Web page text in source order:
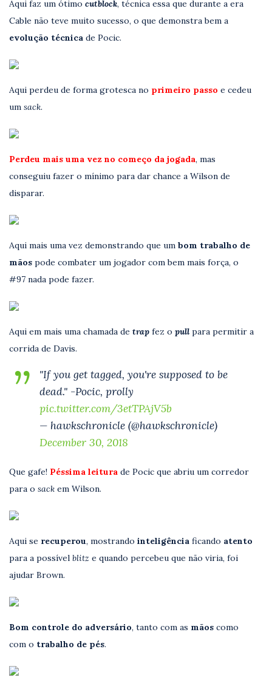
Aqui faz um ótimo cutblock, técnica essa que durante a era
Cable não teve muito sucesso, o que demonstra bem a
evolução técnica de Pocic.
Aqui perdeu de forma grotesca no primeiro passo e cedeu
um sack.
Perdeu mais uma vez no começo da jogada, mas
conseguiu fazer o mínimo para dar chance a Wilson de
disparar.
Aqui mais uma vez demonstrando que um bom trabalho de
mãos pode combater um jogador com bem mais força, o
#97 nada pode fazer.
Aqui em mais uma chamada de trap fez o pull para permitir a
corrida de Davis.
"If you get tagged, you're supposed to be
dead." -Pocic, prolly
pic.twitter.com/3etTPAjV5b
— hawkschronicle (@hawkschronicle)
December 30, 2018
Que gafe! Péssima leitura de Pocic que abriu um corredor
para o sack em Wilson.
Aqui se recuperou, mostrando inteligência ficando atento
para a possível blitz e quando percebeu que não viria, foi
ajudar Brown.
Bom controle do adversário, tanto com as mãos como
com o trabalho de pés.